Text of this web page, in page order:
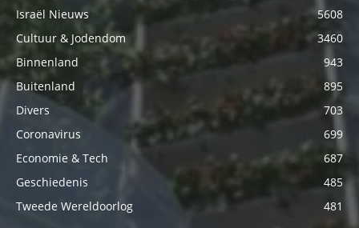
Israël Nieuws
5608
Cultuur & Jodendom
3460
Binnenland
943
Buitenland
895
Divers
703
Coronavirus
699
Economie & Tech
687
Geschiedenis
485
Tweede Wereldoorlog
481